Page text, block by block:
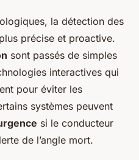
la détection des
précise et proactive.
sont passés de simples
interactives qui
pour éviter les
systèmes peuvent
si le conducteur
de l’angle mort.